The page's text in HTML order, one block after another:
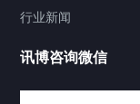
行业新闻
讯博咨询微信